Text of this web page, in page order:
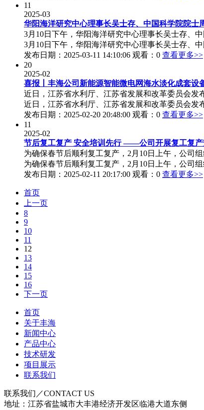
11
2025-03
华阳海洋研究中心理事长吴士存、中国科学院院士
3月10日下午，华阳海洋研究中心理事长吴士存、
3月10日下午，华阳海洋研究中心理事长吴士存、
发布日期：2025-03-11 14:10:06 观看：0 查看更多>>
20
2025-02
喜报丨丰海公司新能源智能微电网海水淡化成套
近日，江苏省水利厅、江苏省发展和改革委员会发
近日，江苏省水利厅、江苏省发展和改革委员会发
发布日期：2025-02-20 20:48:00 观看：0 查看更多>>
11
2025-02
节后复工复产 安全培训先行 ——公司开展复工复产
为确保春节后顺利复工复产，2月10日上午，公司
为确保春节后顺利复工复产，2月10日上午，公司
发布日期：2025-02-11 20:17:00 观看：0 查看更多>>
首页
上一页
8
9
10
11
12
13
14
15
16
下一页
首页
关于丰海
新闻中心
产品中心
技术研发
项目展示
联系我们
联系我们／CONTACT US
地址：江苏省盐城市大丰港经济开发区临港大道东侧